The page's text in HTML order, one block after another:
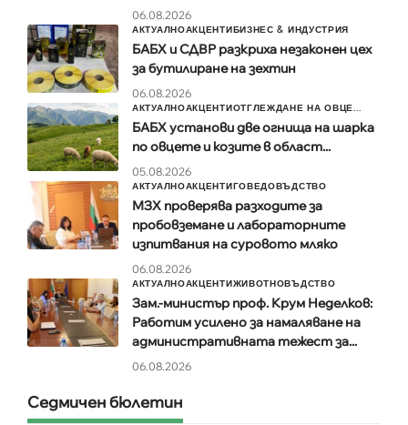
06.08.2026
АКТУАЛНОАКЦЕНТИБИЗНЕС & ИНДУСТРИЯ
БАБХ и СДВР разкриха незаконен цех
за бутилиране на зехтин
06.08.2026
АКТУАЛНОАКЦЕНТИОТГЛЕЖДАНЕ НА ОВЦЕ...
БАБХ установи две огнища на шарка
по овцете и козите в област...
05.08.2026
АКТУАЛНОАКЦЕНТИГОВЕДОВЪДСТВО
МЗХ проверява разходите за
пробовземане и лабораторните
изпитвания на суровото мляко
06.08.2026
АКТУАЛНОАКЦЕНТИЖИВОТНОВЪДСТВО
Зам.-министър проф. Крум Неделков:
Работим усилено за намаляване на
административната тежест за...
06.08.2026
Седмичен бюлетин